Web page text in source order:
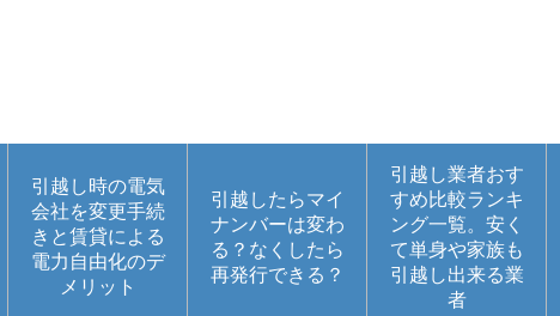
引越し時の電気
会社を変更手続
きと賃貸による
電力自由化のデ
メリット
引越したらマイ
ナンバーは変わ
る？なくしたら
再発行できる？
引越し業者おす
すめ比較ランキ
ング一覧。安く
て単身や家族も
引越し出来る業
者